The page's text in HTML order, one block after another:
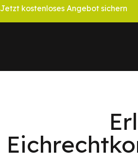
Jetzt kostenloses Angebot sichern